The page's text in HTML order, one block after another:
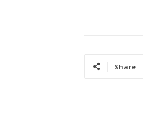
Share